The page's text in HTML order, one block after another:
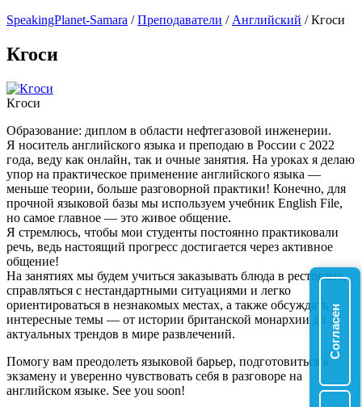
Согласен
SpeakingPlanet-Samara /Преподаватели / Английский /Кгоси
Кгоси
Кгоси
Образование: диплом в области нефтегазовой инженерии.
Я носитель английского языка и преподаю в России с 2022
года, веду как онлайн, так и очные занятия. На уроках я делаю
упор на практическое применение английского языка —
меньше теории, больше разговорной практики! Конечно, для
прочной языковой базы мы используем учебник English File,
но самое главное — это живое общение.
Я стремлюсь, чтобы мои студенты постоянно практиковали
речь, ведь настоящий прогресс достигается через активное
общение!
На занятиях мы будем учиться заказывать блюда в ресторане,
справляться с нестандартными ситуациями и легко
ориентироваться в незнакомых местах, а также обсуждать
интересные темы — от истории британской монархии до
актуальных трендов в мире развлечений.
Помогу вам преодолеть языковой барьер, подготовиться к
экзамену и уверенно чувствовать себя в разговоре на
английском языке. See you soon!